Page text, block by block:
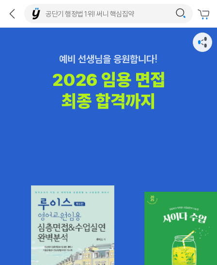
예비 선생님을 응원합니다!
2026 임용 면접
최종 합격까지